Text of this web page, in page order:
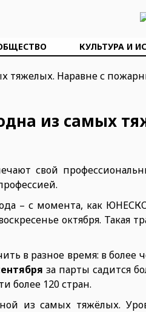
КУЛЬТУРА И
из самых
свой
– с момента, как
октября. Такая
в разное время: в более
за парты садится
более 120 стран.
из самых тяжёлых.